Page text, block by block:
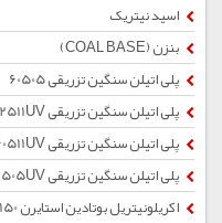
اسید نیتریک
بنزن (COAL BASE)
پلی اتیلن سنگین تزریقی 60505
پلی اتیلن سنگین تزریقی 52511UV
پلی اتیلن سنگین تزریقی 60511UV
پلی اتیلن سنگین تزریقی 52505UV
اکریلونیتریل بوتادین استایرن 0150